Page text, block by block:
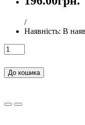
/
Наявність: В
До кошика